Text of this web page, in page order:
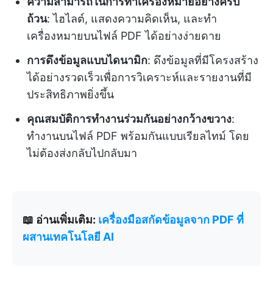
ถ้วน: ไฮไลต์, แสดงความคิดเห็น, และทำ
เครื่องหมายบนไฟล์ PDF ได้อย่างง่ายดาย
การดึงข้อมูลแบบไดนามิก: ดึงข้อมูลที่มีโครงสร้าง
ได้อย่างรวดเร็วเพื่อการวิเคราะห์และรายงานที่มี
ประสิทธิภาพยิ่งขึ้น
คุณสมบัติการทำงานร่วมกันอย่างกว้างขวาง:
ทำงานบนไฟล์ PDF พร้อมกันแบบเรียลไทม์ โดย
ไม่ต้องส่งกลับไปกลับมา
📖 อ่านเพิ่มเติม: เครื่องมือสกัดข้อมูลจาก PDF ที่
ผสานเทคโนโลยี AI